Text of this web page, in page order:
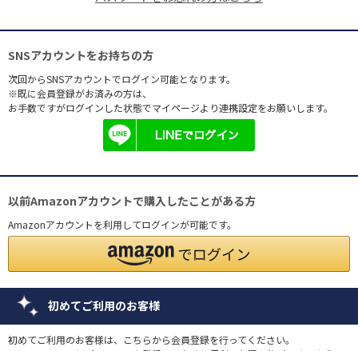
SNSアカウントをお持ちの方
次回からSNSアカウントでログイン可能となります。
※既に会員登録がお済みの方は、
お手数ですがログインした状態でマイページより連携設定をお願いします。
以前Amazonアカウントで購入したことがある方
Amazonアカウントを利用してログインが可能です。
初めてご利用のお客様
初めてご利用のお客様は、こちらから会員登録を行ってください。